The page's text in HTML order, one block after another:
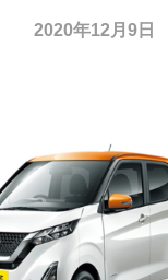
2020年12月9日